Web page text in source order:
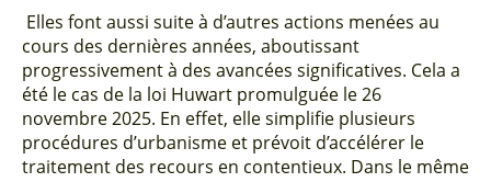
Elles font aussi suite à d’autres actions menées au
cours des dernières années, aboutissant
progressivement à des avancées significatives. Cela a
été le cas de la loi Huwart promulguée le 26
novembre 2025. En effet, elle simplifie plusieurs
procédures d’urbanisme et prévoit d’accélérer le
traitement des recours en contentieux. Dans le même